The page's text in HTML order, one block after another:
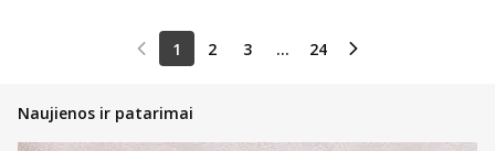
1 2 3 ... 24
Naujienos ir patarimai